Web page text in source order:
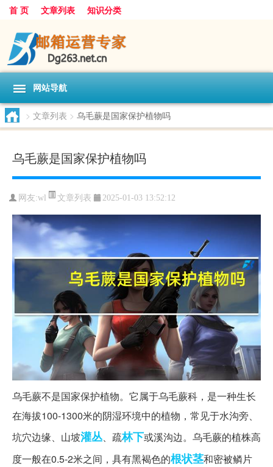
首 页 文章列表 知识分类
网站导航
> 文章列表 > 乌毛蕨是国家保护植物吗
乌毛蕨是国家保护植物吗
网友:wl 文章列表 2025-01-03 13:52:12
乌毛蕨不是国家保护植物。它属于乌毛蕨科，是一种生长
在海拔100-1300米的阴湿环境中的植物，常见于水沟旁、
坑穴边缘、山坡灌丛、疏林下或溪沟边。乌毛蕨的植株高
度一般在0.5-2米之间，具有黑褐色的根状茎和密被鳞片